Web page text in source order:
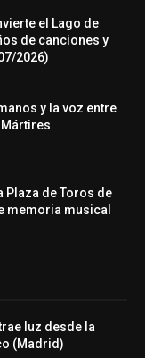
el Lago de
de canciones y
2026)
y la voz entre
Plaza de Toros de
memoria musical
luz desde la
(Madrid)